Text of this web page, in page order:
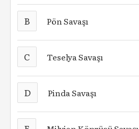
B Pön Savaşı
C Teselya Savaşı
D Pinda Savaşı